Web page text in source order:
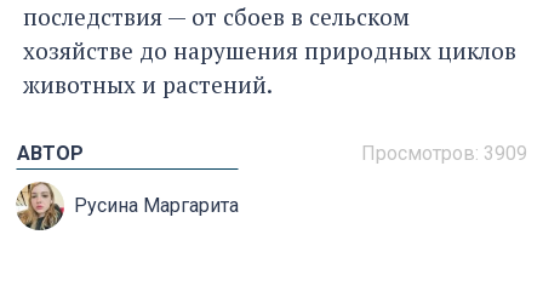
последствия — от сбоев в сельском
хозяйстве до нарушения природных циклов
животных и растений.
Просмотров: 3909
АВТОР
Русина Маргарита